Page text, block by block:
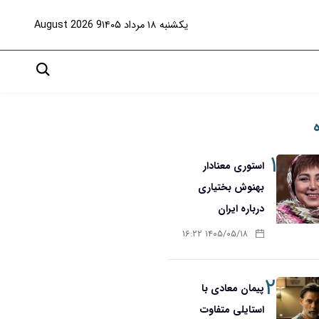
یکشنبه ۱۸ مرداد ۱۴۰۵ 9 August 2026
۱ استوری معنادار
بهنوش بختیاری
درباره ایران
۱۴۰۵/۰۵/۱۸ ۱۶:۲۲
۲پیمان معادی با
استایلی متفاوت